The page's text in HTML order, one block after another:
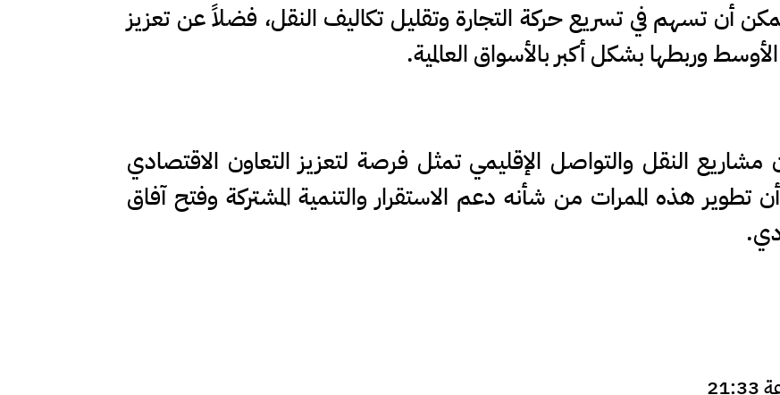
يمكن أن تسهم في تسريع حركة التجارة وتقليل تكاليف النقل، فضلاً عن تعزيز
وربطها بشكل أكبر بالأسواق العالمية.
مشاريع النقل والتواصل الإقليمي تمثل فرصة لتعزيز التعاون الاقتصادي
تطوير هذه الممرات من شأنه دعم الاستقرار والتنمية المشتركة وفتح آفاق